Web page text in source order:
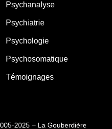
Psychanalyse
Psychiatrie
Psychologie
Psychosomatique
Témoignages
2025 – La Gouberdière